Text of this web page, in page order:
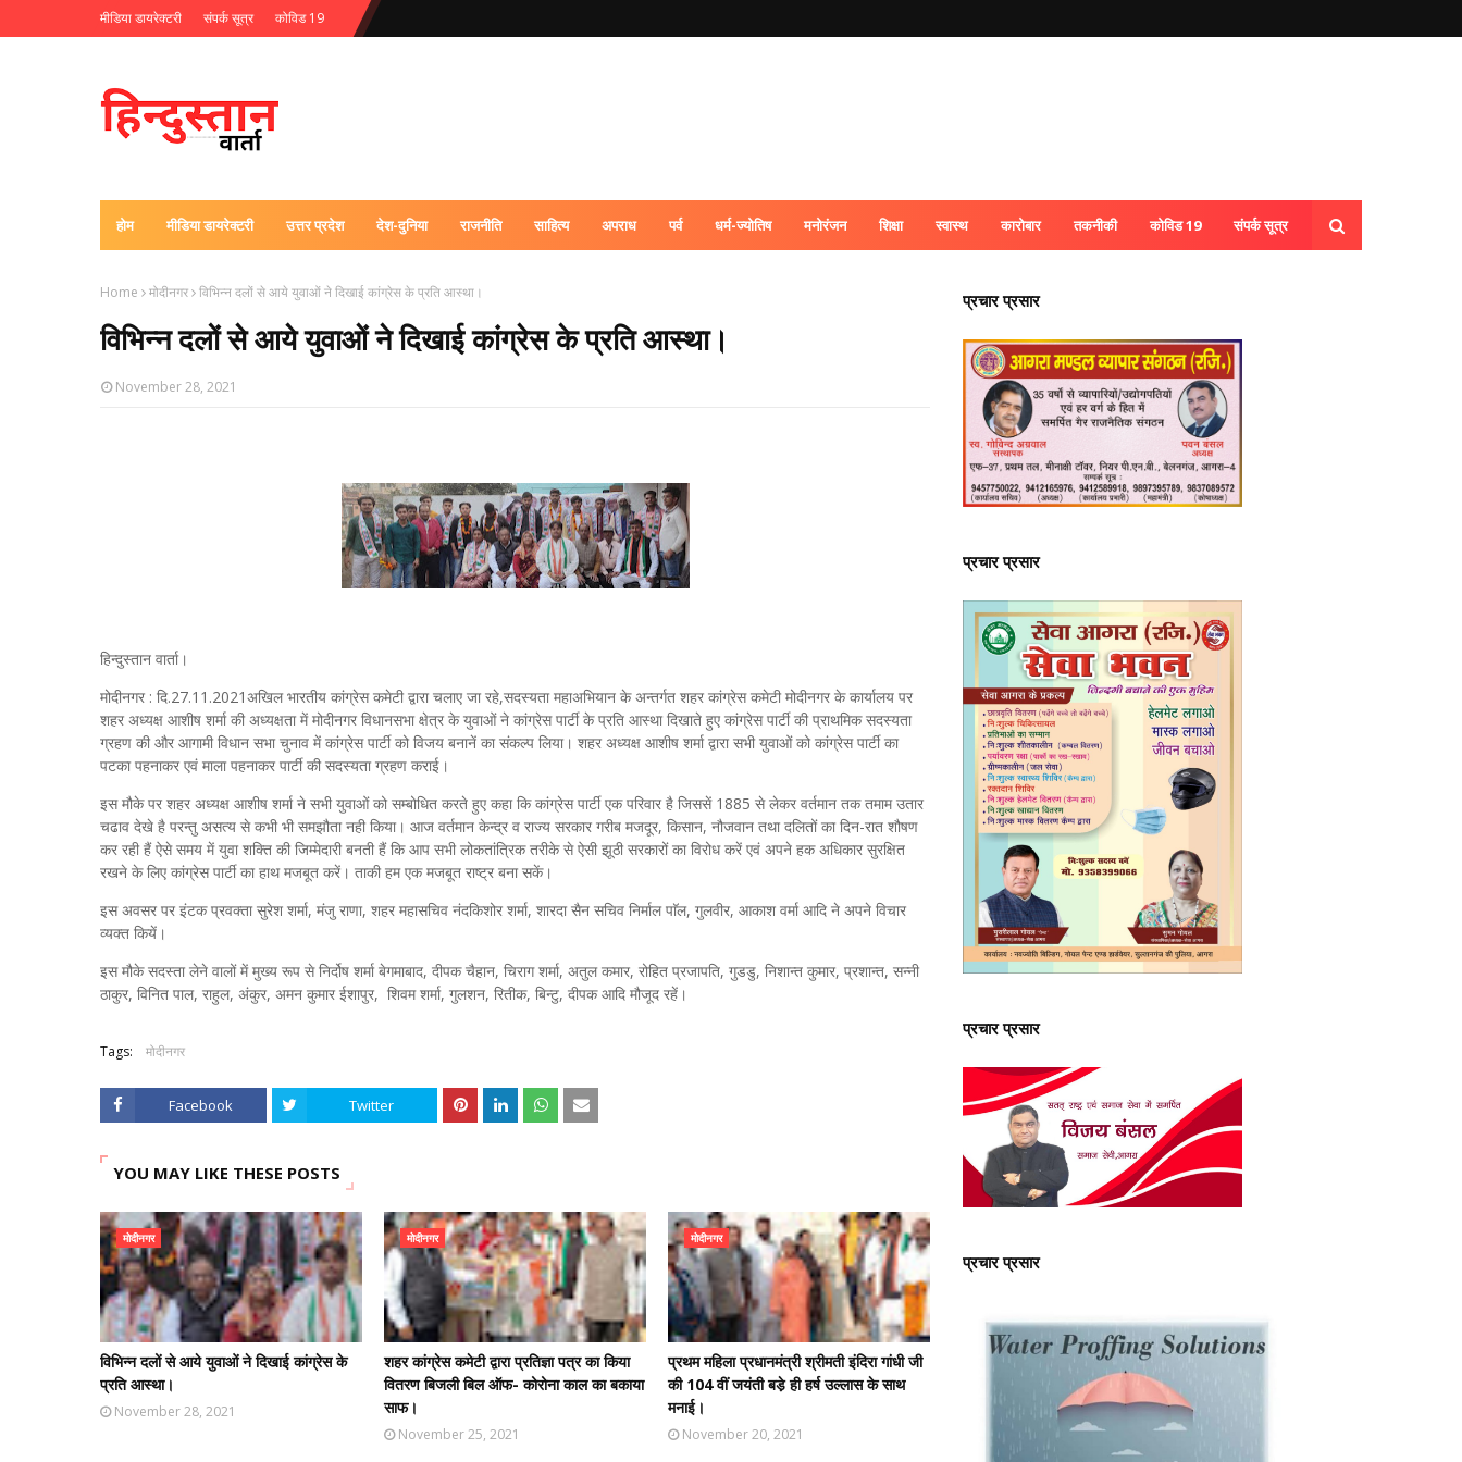
मीडिया डायरेक्टरी संपर्क सूत्र कोविड 19
होम मीडिया डायरेक्टरी उत्तर प्रदेश देश-दुनिया राजनीति साहित्य अपराध पर्व धर्म-ज्योतिष मनोरंजन शिक्षा स्वास्थ कारोबार तकनीकी कोविड 19 संपर्क सूत्र
Home मोदीनगर विभिन्न दलों से आये युवाओं ने दिखाई कांग्रेस के प्रति आस्था।
विभिन्न दलों से आये युवाओं ने दिखाई कांग्रेस के प्रति आस्था।
November 28, 2021
हिन्दुस्तान वार्ता।
मोदीनगर : दि.27.11.2021अखिल भारतीय कांग्रेस कमेटी द्वारा चलाए जा रहे,सदस्यता महाअभियान के अन्तर्गत शहर कांग्रेस कमेटी मोदीनगर के कार्यालय पर
शहर अध्यक्ष आशीष शर्मा की अध्यक्षता में मोदीनगर विधानसभा क्षेत्र के युवाओं ने कांग्रेस पार्टी के प्रति आस्था दिखाते हुए कांग्रेस पार्टी की प्राथमिक सदस्यता
ग्रहण की और आगामी विधान सभा चुनाव में कांग्रेस पार्टी को विजय बनानें का संकल्प लिया। शहर अध्यक्ष आशीष शर्मा द्वारा सभी युवाओं को कांग्रेस पार्टी का
पटका पहनाकर एवं माला पहनाकर पार्टी की सदस्यता ग्रहण कराई।
इस मौके पर शहर अध्यक्ष आशीष शर्मा ने सभी युवाओं को सम्बोधित करते हुए कहा कि कांग्रेस पार्टी एक परिवार है जिससें 1885 से लेकर वर्तमान तक तमाम उतार
चढाव देखे है परन्तु असत्य से कभी भी समझौता नही किया। आज वर्तमान केन्द्र व राज्य सरकार गरीब मजदूर, किसान, नौजवान तथा दलितों का दिन-रात शौषण
कर रही हैं ऐसे समय में युवा शक्ति की जिम्मेदारी बनती हैं कि आप सभी लोकतांत्रिक तरीके से ऐसी झूठी सरकारों का विरोध करें एवं अपने हक अधिकार सुरक्षित
रखने के लिए कांग्रेस पार्टी का हाथ मजबूत करें। ताकी हम एक मजबूत राष्ट्र बना सकें।
इस अवसर पर इंटक प्रवक्ता सुरेश शर्मा, मंजु राणा, शहर महासचिव नंदकिशोर शर्मा, शारदा सैन सचिव निर्माल पाॅल, गुलवीर, आकाश वर्मा आदि ने अपने विचार
व्यक्त कियें।
इस मौके सदस्ता लेने वालों में मुख्य रूप से निर्दोष शर्मा बेगमाबाद, दीपक चैहान, चिराग शर्मा, अतुल कमार, रोहित प्रजापति, गुडडु, निशान्त कुमार, प्रशान्त, सन्नी
ठाकुर, विनित पाल, राहुल, अंकुर, अमन कुमार ईशापुर, शिवम शर्मा, गुलशन, रितीक, बिन्टु, दीपक आदि मौजूद रहें।
Tags: मोदीनगर
Facebook Twitter
YOU MAY LIKE THESE POSTS
मोदीनगर
विभिन्न दलों से आये युवाओं ने दिखाई कांग्रेस के
प्रति आस्था।
November 28, 2021
मोदीनगर
शहर कांग्रेस कमेटी द्वारा प्रतिज्ञा पत्र का किया
वितरण बिजली बिल ऑफ- कोरोना काल का बकाया
साफ।
November 25, 2021
मोदीनगर
प्रथम महिला प्रधानमंत्री श्रीमती इंदिरा गांधी जी
की 104 वीं जयंती बडे़ ही हर्ष उल्लास के साथ
मनाई।
November 20, 2021
प्रचार प्रसार
प्रचार प्रसार
प्रचार प्रसार
प्रचार प्रसार